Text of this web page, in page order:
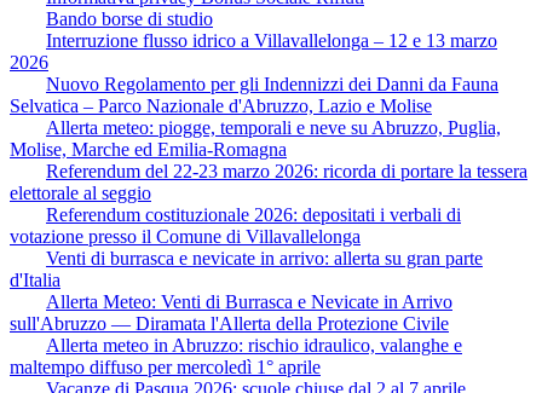
Bando borse di studio
Interruzione flusso idrico a Villavallelonga – 12 e 13 marzo
2026
Nuovo Regolamento per gli Indennizzi dei Danni da Fauna
Selvatica – Parco Nazionale d'Abruzzo, Lazio e Molise
Allerta meteo: piogge, temporali e neve su Abruzzo, Puglia,
Molise, Marche ed Emilia-Romagna
Referendum del 22-23 marzo 2026: ricorda di portare la tessera
elettorale al seggio
Referendum costituzionale 2026: depositati i verbali di
votazione presso il Comune di Villavallelonga
Venti di burrasca e nevicate in arrivo: allerta su gran parte
d'Italia
Allerta Meteo: Venti di Burrasca e Nevicate in Arrivo
sull'Abruzzo — Diramata l'Allerta della Protezione Civile
Allerta meteo in Abruzzo: rischio idraulico, valanghe e
maltempo diffuso per mercoledì 1° aprile
Vacanze di Pasqua 2026: scuole chiuse dal 2 al 7 aprile